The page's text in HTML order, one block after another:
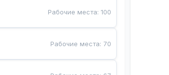
Рабочие места:100
Рабочие места: 70